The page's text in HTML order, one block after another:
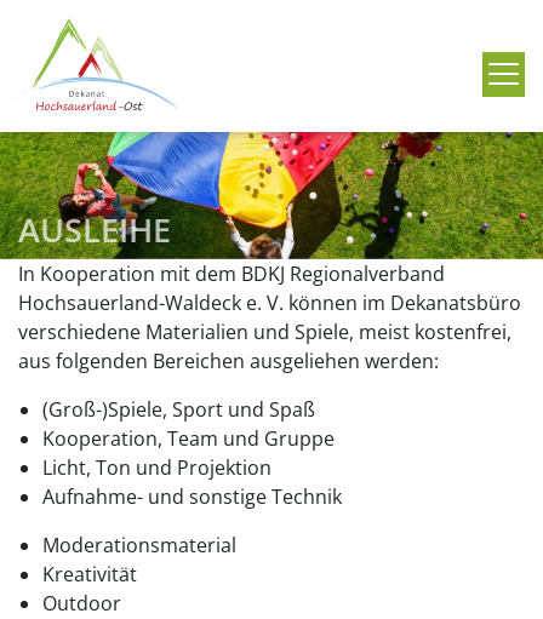
AUSLEIHE
In Kooperation mit dem BDKJ Regionalverband
Hochsauerland-Waldeck e. V. können im Dekanatsbüro
verschiedene Materialien und Spiele, meist kostenfrei,
aus folgenden Bereichen ausgeliehen werden:
(Groß-)Spiele, Sport und Spaß
Kooperation, Team und Gruppe
Licht, Ton und Projektion
Aufnahme- und sonstige Technik
Moderationsmaterial
Kreativität
Outdoor